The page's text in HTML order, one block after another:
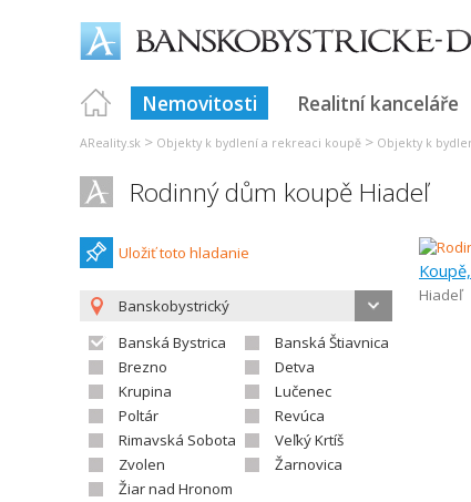
Nemovitosti Realitní kanceláře
AReality.sk > Objekty k bydlení a rekreaci koupě > Objekty k
Rodinný dům koupě Hiadeľ
Uložiť toto hladanie
Banskobystrický
Banská Bystrica
Banská Štiavnica
Brezno
Detva
Krupina
Lučenec
Poltár
Revúca
Rimavská Sobota
Veľký Krtíš
Zvolen
Žarnovica
Žiar nad Hronom
Hiadeľ